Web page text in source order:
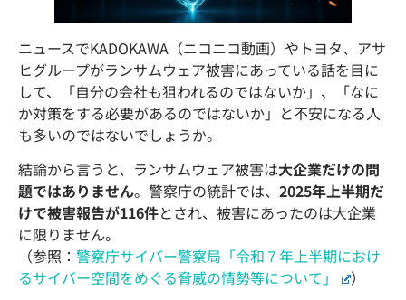
ニュースでKADOKAWA（ニコニコ動画）やトヨタ、アサ
ヒグループがランサムウェア被害にあっている話を目に
して、「自分の会社も狙われるのではないか」、「なに
か対策をする必要があるのではないか」と不安になる人
も多いのではないでしょうか。
結論から言うと、ランサムウェア被害は大企業だけの問
題ではありません。警察庁の統計では、 2025年上半期だ
けで被害報告が116件とされ、被害にあったのは大企業
に限りません。
（参照： 警察庁サイバー警察局「令和７年上半期におけ
るサイバー空間をめぐる脅威の情勢等について」
）